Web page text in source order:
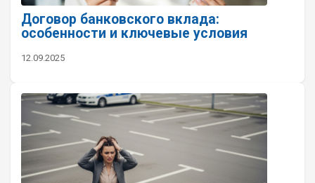
Договор банковского вклада:
особенности и ключевые условия
12.09.2025